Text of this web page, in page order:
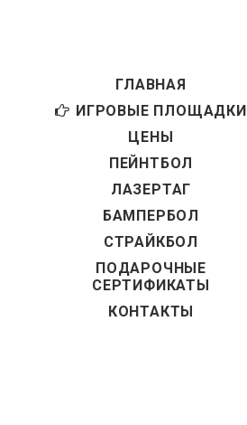
ГЛАВНАЯ
ИГРОВЫЕ ПЛОЩАДКИ
ЦЕНЫ
ПЕЙНТБОЛ
ЛАЗЕРТАГ
БАМПЕРБОЛ
СТРАЙКБОЛ
ПОДАРОЧНЫЕ
СЕРТИФИКАТЫ
КОНТАКТЫ